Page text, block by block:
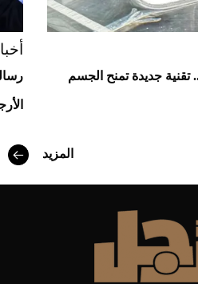
تقنية جديدة تمنح الجسم
المزيد